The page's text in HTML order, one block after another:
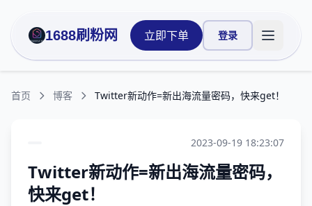
1688刷粉网 立即下单 登录 打开主
首页 博客 Twitter新动作=新出海流量密码，快来get！
2023-09-19 18:23:07
Twitter新动作=新出海流量密码，
快来get！